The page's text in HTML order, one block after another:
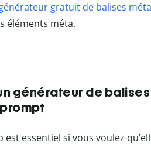
gratuit de balises méta
éléments méta.
générateur de balises
essentiel si vous voulez